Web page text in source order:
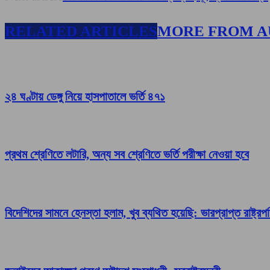
RELATED ARTICLESMORE FROM
২৪ ঘণ্টায় ডেঙ্গু নিয়ে হাসপাতালে ভর্তি ৪৭১
প্রথম শ্রেণিতে লটারি, অন্য সব শ্রেণিতে ভর্তি পরীক্ষা নেওয়া হবে
বিদেশিদের সামনে হেনস্তা হলাম, খুব ব্যথিত হয়েছি: ভারপ্রাপ্ত